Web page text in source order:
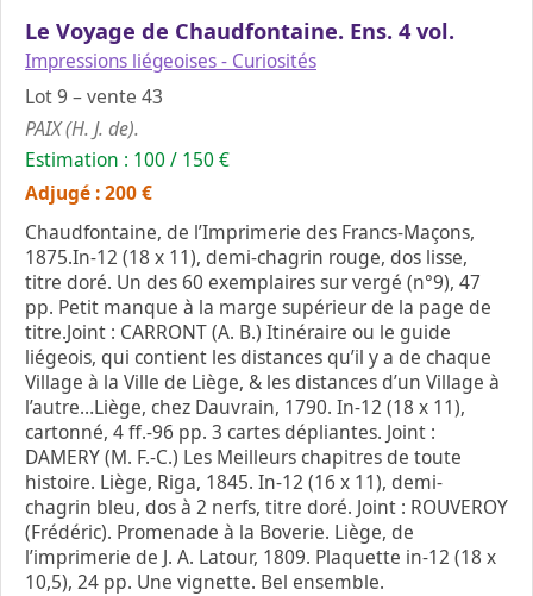
Le Voyage de Chaudfontaine. Ens. 4 vol.
Impressions liégeoises - Curiosités
Lot 9 – vente 43
PAIX (H. J. de).
Estimation : 100 / 150 €
Adjugé : 200 €
Chaudfontaine, de l’Imprimerie des Francs-Maçons,
1875.In-12 (18 x 11), demi-chagrin rouge, dos lisse,
titre doré. Un des 60 exemplaires sur vergé (n°9), 47
pp. Petit manque à la marge supérieur de la page de
titre.Joint : CARRONT (A. B.) Itinéraire ou le guide
liégeois, qui contient les distances qu’il y a de chaque
Village à la Ville de Liège, & les distances d’un Village à
l’autre…Liège, chez Dauvrain, 1790. In-12 (18 x 11),
cartonné, 4 ff.-96 pp. 3 cartes dépliantes. Joint :
DAMERY (M. F.-C.) Les Meilleurs chapitres de toute
histoire. Liège, Riga, 1845. In-12 (16 x 11), demi-
chagrin bleu, dos à 2 nerfs, titre doré. Joint : ROUVEROY
(Frédéric). Promenade à la Boverie. Liège, de
l’imprimerie de J. A. Latour, 1809. Plaquette in-12 (18 x
10,5), 24 pp. Une vignette. Bel ensemble.